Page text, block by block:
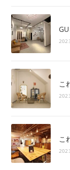
こ
こ